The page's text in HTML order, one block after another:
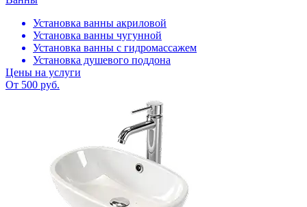
Установка ванны акриловой
Установка ванны чугунной
Установка ванны с гидромассажем
Установка душевого поддона
Цены на услуги
От 500 руб.